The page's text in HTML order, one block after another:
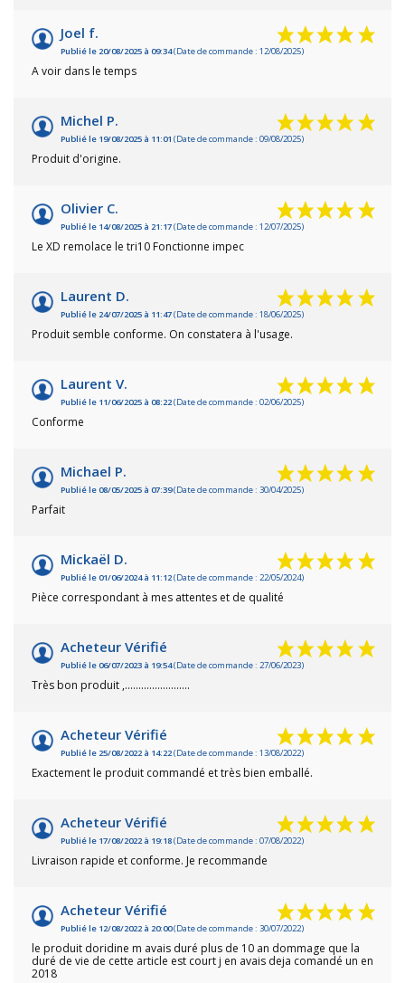
Joel f.
Publié le 20/08/2025 à 09:34(Date de commande : 12/08/2025)
A voir dans le temps
Michel P.
Publié le 19/08/2025 à 11:01 (Date de commande : 09/08/2025)
Produit d'origine.
Olivier C.
Publié le 14/08/2025 à 21:17(Date de commande : 12/07/2025)
Le XD remolace le tri10 Fonctionne impec
Laurent D.
Publié le 24/07/2025 à 11:47(Date de commande : 18/06/2025)
Produit semble conforme. On constatera à l'usage.
Laurent V.
Publié le 11/06/2025 à 08:22(Date de commande : 02/06/2025)
Conforme
Michael P.
Publié le 08/05/2025 à 07:39(Date de commande : 30/04/2025)
Parfait
Mickaël D.
Publié le 01/06/2024 à 11:12(Date de commande : 22/05/2024)
Pièce correspondant à mes attentes et de qualité
Acheteur Vérifié
Publié le 06/07/2023 à 19:54(Date de commande : 27/06/2023)
Très bon produit ,........................
Acheteur Vérifié
Publié le 25/08/2022 à 14:22(Date de commande : 13/08/2022)
Exactement le produit commandé et très bien emballé.
Acheteur Vérifié
Publié le 17/08/2022 à 19:18(Date de commande : 07/08/2022)
Livraison rapide et conforme. Je recommande
Acheteur Vérifié
Publié le 12/08/2022 à 20:00(Date de commande : 30/07/2022)
le produit doridine m avais duré plus de 10 an dommage que la
duré de vie de cette article est court j en avais deja comandé un en
2018